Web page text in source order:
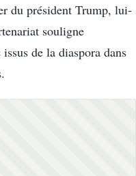
du président Trump, lui-
souligne
de la diaspora dans